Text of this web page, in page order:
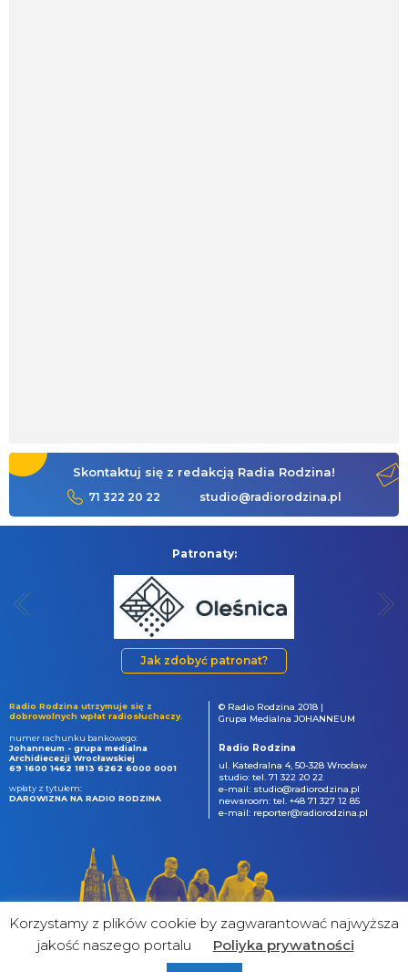
Skontaktuj się z redakcją Radia Rodzina!
71 322 20 22 studio@radiorodzina.pl
Patronaty:
Jak zdobyć patronat?
Radio Rodzina utrzymuje się z
dobrowolnych wpłat radiosłuchaczy.
numer rachunku bankowego:
Johanneum - grupa medialna
Archidiecezji Wrocławskiej
69 1600 1462 1813 6262 6000 0001
wpłaty z tytułem:
DAROWIZNA NA RADIO RODZINA
© Radio Rodzina 2018 |
Grupa Medialna JOHANNEUM
Radio Rodzina
ul. Katedralna 4, 50-328 Wrocław
studio: tel. 71 322 20 22
e-mail: studio@radiorodzina.pl
newsroom: tel. +48 71 327 12 85
e-mail: reporter@radiorodzina.pl
Korzystamy z plików cookie by zagwarantować najwyższa
jakość naszego portalu
Poliyka prywatności